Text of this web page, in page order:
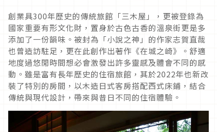
創業具300年歷史的傳統旅館「三木屋」，更被登錄為
國家重要有形文化財，置身於古色古香的溫泉街更是多
添加了一份韻味。被封為「小說之神」的作家志賀直哉
也曾造訪駐足，更在此創作出著作《在城之崎》。舒適
地度過悠閒時間想必會激發出許多靈感及體會不同的感
動。雖是富有長年歷史的住宿旅館，其於2022年也新改
裝了特別的房間，以木造日式客房搭配西式床鋪，結合
傳統與現代設計，帶來與昔日不同的住宿體驗。